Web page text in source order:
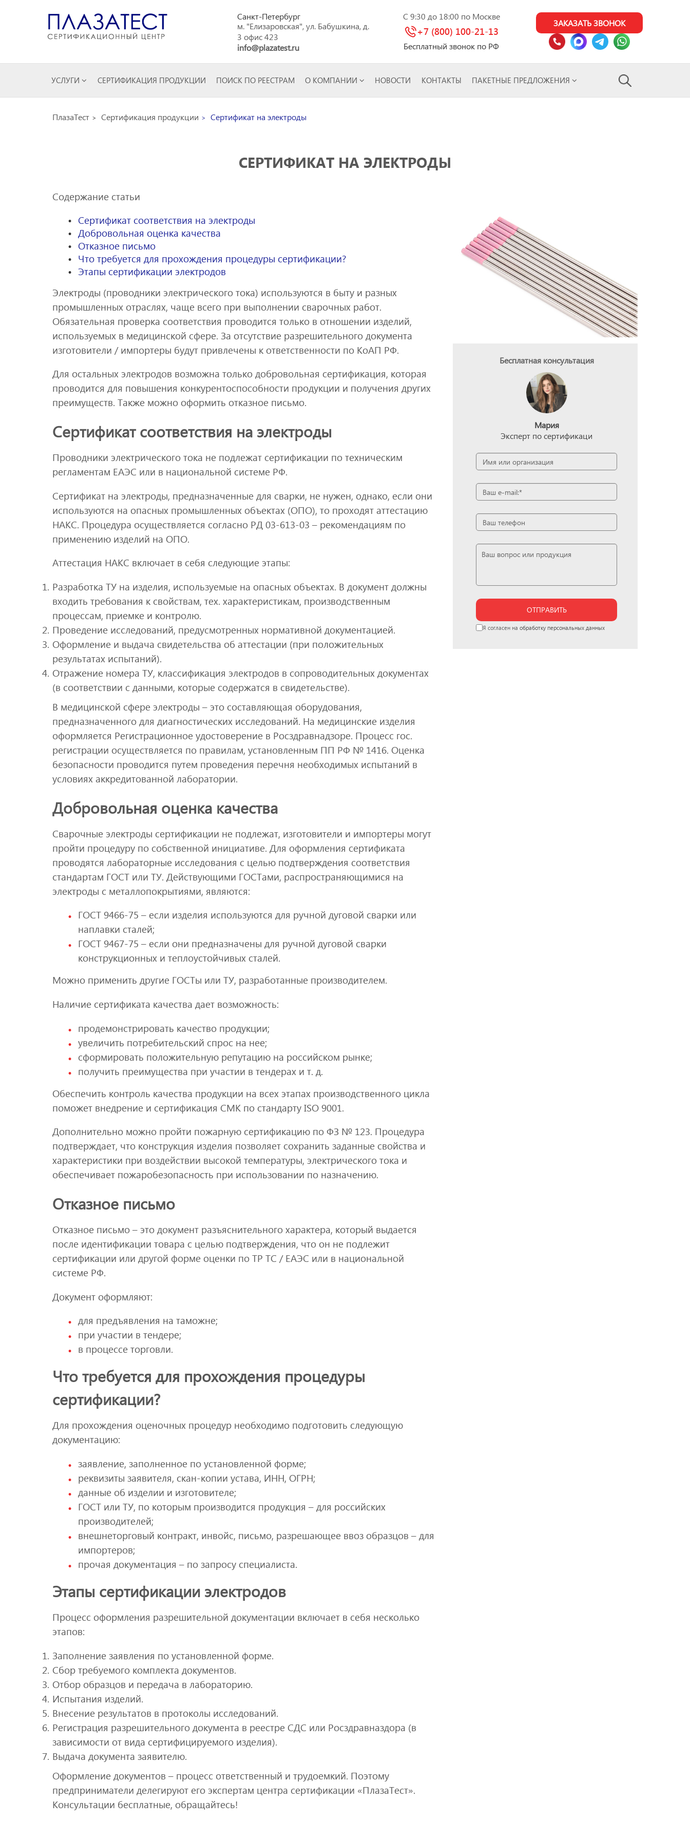
Санкт-Петербург
м. "Елизаровская", ул. Бабушкина, д.
3 офис 423
info@plazatest.ru
C 9:30 до 18:00 по Москве
+7 (800) 100-21-13
Бесплатный звонок по РФ
ЗАКАЗАТЬ ЗВОНОК
УСЛУГИ СЕРТИФИКАЦИЯ ПРОДУКЦИИ ПОИСК ПО РЕЕСТРАМ О КОМПАНИИ НОВОСТИ КОНТАКТЫ ПАКЕТНЫЕ ПРЕДЛОЖЕНИЯ
ПлазаТест Сертификация продукции Сертификат на электроды
СЕРТИФИКАТ НА ЭЛЕКТРОДЫ
Содержание статьи
Сертификат соответствия на электроды
Добровольная оценка качества
Отказное письмо
Что требуется для прохождения процедуры сертификации?
Этапы сертификации электродов
Электроды (проводники электрического тока) используются в быту и разных
промышленных отраслях, чаще всего при выполнении сварочных работ.
Обязательная проверка соответствия проводится только в отношении изделий,
используемых в медицинской сфере. За отсутствие разрешительного документа
изготовители / импортеры будут привлечены к ответственности по КоАП РФ.
Для остальных электродов возможна только добровольная сертификация, которая
проводится для повышения конкурентоспособности продукции и получения других
преимуществ. Также можно оформить отказное письмо.
Сертификат соответствия на электроды
Проводники электрического тока не подлежат сертификации по техническим
регламентам ЕАЭС или в национальной системе РФ.
Сертификат на электроды, предназначенные для сварки, не нужен, однако, если они
используются на опасных промышленных объектах (ОПО), то проходят аттестацию
НАКС. Процедура осуществляется согласно РД 03-613-03 – рекомендациям по
применению изделий на ОПО.
Аттестация НАКС включает в себя следующие этапы:
Разработка ТУ на изделия, используемые на опасных объектах. В документ должны
входить требования к свойствам, тех. характеристикам, производственным
процессам, приемке и контролю.
Проведение исследований, предусмотренных нормативной документацией.
Оформление и выдача свидетельства об аттестации (при положительных
результатах испытаний).
Отражение номера ТУ, классификация электродов в сопроводительных документах
(в соответствии с данными, которые содержатся в свидетельстве).
В медицинской сфере электроды – это составляющая оборудования,
предназначенного для диагностических исследований. На медицинские изделия
оформляется Регистрационное удостоверение в Росздравнадзоре. Процесс гос.
регистрации осуществляется по правилам, установленным ПП РФ № 1416. Оценка
безопасности проводится путем проведения перечня необходимых испытаний в
условиях аккредитованной лаборатории.
Добровольная оценка качества
Сварочные электроды сертификации не подлежат, изготовители и импортеры могут
пройти процедуру по собственной инициативе. Для оформления сертификата
проводятся лабораторные исследования с целью подтверждения соответствия
стандартам ГОСТ или ТУ. Действующими ГОСТами, распространяющимися на
электроды с металлопокрытиями, являются:
ГОСТ 9466-75 – если изделия используются для ручной дуговой сварки или
наплавки сталей;
ГОСТ 9467-75 – если они предназначены для ручной дуговой сварки
конструкционных и теплоустойчивых сталей.
Можно применить другие ГОСТы или ТУ, разработанные производителем.
Наличие сертификата качества дает возможность:
продемонстрировать качество продукции;
увеличить потребительский спрос на нее;
сформировать положительную репутацию на российском рынке;
получить преимущества при участии в тендерах и т. д.
Обеспечить контроль качества продукции на всех этапах производственного цикла
поможет внедрение и сертификация СМК по стандарту ISO 9001.
Дополнительно можно пройти пожарную сертификацию по ФЗ № 123. Процедура
подтверждает, что конструкция изделия позволяет сохранить заданные свойства и
характеристики при воздействии высокой температуры, электрического тока и
обеспечивает пожаробезопасность при использовании по назначению.
Отказное письмо
Отказное письмо – это документ разъяснительного характера, который выдается
после идентификации товара с целью подтверждения, что он не подлежит
сертификации или другой форме оценки по ТР ТС / ЕАЭС или в национальной
системе РФ.
Документ оформляют:
для предъявления на таможне;
при участии в тендере;
в процессе торговли.
Что требуется для прохождения процедуры
сертификации?
Для прохождения оценочных процедур необходимо подготовить следующую
документацию:
заявление, заполненное по установленной форме;
реквизиты заявителя, скан-копии устава, ИНН, ОГРН;
данные об изделии и изготовителе;
ГОСТ или ТУ, по которым производится продукция – для российских
производителей;
внешнеторговый контракт, инвойс, письмо, разрешающее ввоз образцов – для
импортеров;
прочая документация – по запросу специалиста.
Этапы сертификации электродов
Процесс оформления разрешительной документации включает в себя несколько
этапов:
Заполнение заявления по установленной форме.
Сбор требуемого комплекта документов.
Отбор образцов и передача в лабораторию.
Испытания изделий.
Внесение результатов в протоколы исследований.
Регистрация разрешительного документа в реестре СДС или Росздравназдора (в
зависимости от вида сертифицируемого изделия).
Выдача документа заявителю.
Оформление документов – процесс ответственный и трудоемкий. Поэтому
предприниматели делегируют его экспертам центра сертификации «ПлазаТест».
Консультации бесплатные, обращайтесь!
Бесплатная консультация
Мария
Эксперт по сертификаци
ОТПРАВИТЬ
Я согласен на обработку персональных данных